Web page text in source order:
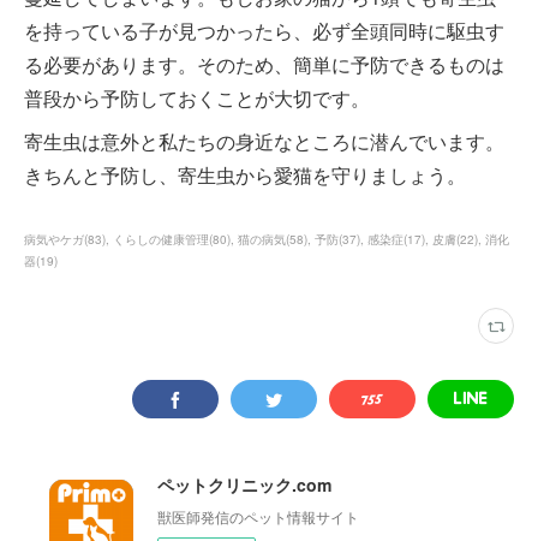
を持っている子が見つかったら、必ず全頭同時に駆虫す
る必要があります。そのため、簡単に予防できるものは
普段から予防しておくことが大切です。
寄生虫は意外と私たちの身近なところに潜んでいます。
きちんと予防し、寄生虫から愛猫を守りましょう。
病気やケガ(83) くらしの健康管理(80) 猫の病気(58) 予防(37) 感染症(17) 皮膚(22) 消化
器(19)
ペットクリニック.com
獣医師発信のペット情報サイト